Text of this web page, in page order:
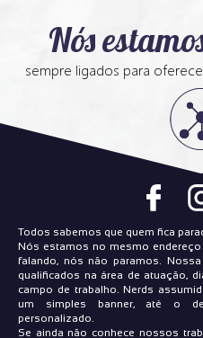
Nós
sempre ligados para
Todos sabemos que quem fica
Nós estamos no mesmo endereço
falando, nós não paramos.
qualificados na área de atuação,
campo de trabalho. Nerds
um simples banner, até o
personalizado.
Se ainda não conhece nossos